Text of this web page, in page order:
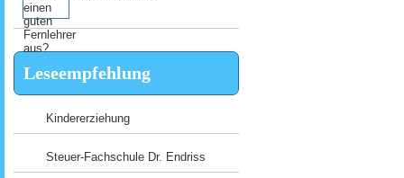
Leseempfehlung
Kindererziehung
Steuer-Fachschule Dr. Endriss